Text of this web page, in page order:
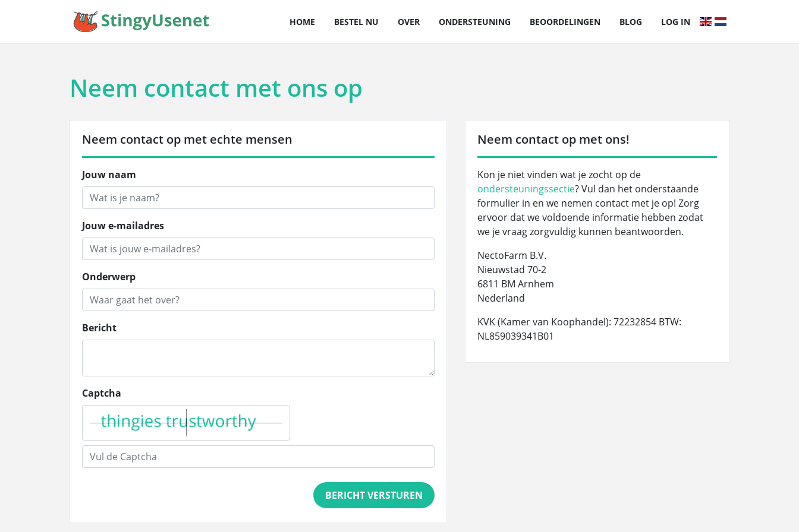
HOME BESTEL NU OVER ONDERSTEUNING BEOORDELINGEN BLOG LOG IN
Neem contact met ons op
Neem contact op met ons!
Kon je niet vinden wat je zocht op de
ondersteuningssectie? Vul dan het onderstaande
formulier in en we nemen contact met je op! Zorg
ervoor dat we voldoende informatie hebben zodat
we je vraag zorgvuldig kunnen beantwoorden.
NectoFarm B.V.
Nieuwstad 70-2
6811 BM Arnhem
Nederland
KVK (Kamer van Koophandel): 72232854 BTW:
NL859039341B01
Neem contact op met echte mensen
Jouw naam
Jouw e-mailadres
Onderwerp
Bericht
Captcha
BERICHT VERSTUREN